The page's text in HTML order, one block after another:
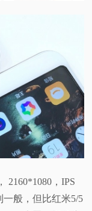
2160*1080，IPS
般，但比红米5/5